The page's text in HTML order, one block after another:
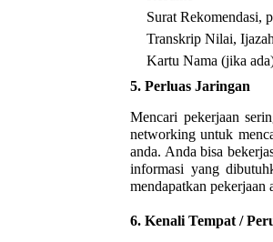
Surat Rekomendasi,
Transkrip Nilai,
Kartu Nama (jika
5. Perluas Jaringan
Mencari pekerjaan
networking untuk
anda. Anda bisa
informasi yang
mendapatkan pekerjaan
6. Kenali Tempat /